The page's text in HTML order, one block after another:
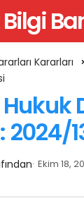
Kararları
2024/
Ekim 18,